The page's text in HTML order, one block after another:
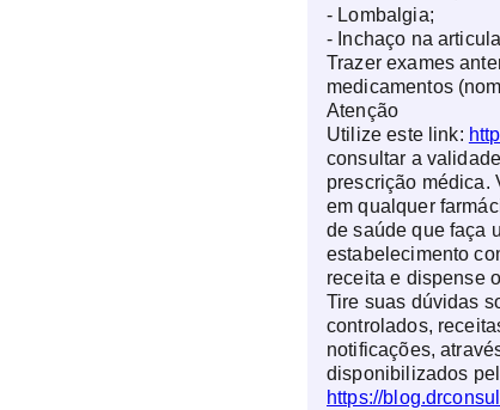
- Lombalgia;
- Inchaço na
Trazer exames
medicamentos
Atenção
Utilize este link:
consultar a
prescrição médica.
em qualquer
de saúde que faça
estabelecimento
receita e dispense
Tire suas dúvidas
controlados,
notificações,
disponibilizados
https://